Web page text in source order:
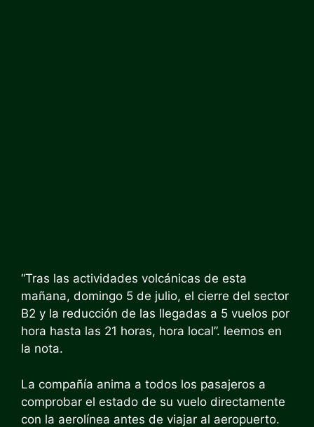
“Tras las actividades volcánicas de esta
mañana, domingo 5 de julio, el cierre del sector
B2 y la reducción de las llegadas a 5 vuelos por
hora hasta las 21 horas, hora local”. leemos en
la nota.
La compañía anima a todos los pasajeros a
comprobar el estado de su vuelo directamente
con la aerolínea antes de viajar al aeropuerto.